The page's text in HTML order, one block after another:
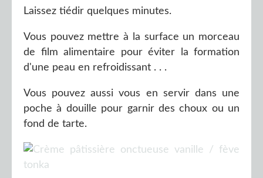
Laissez tiédir quelques minutes.
Vous pouvez mettre à la surface un morceau
de film alimentaire pour éviter la formation
d'une peau en refroidissant . . .
Vous pouvez aussi vous en servir dans une
poche à douille pour garnir des choux ou un
fond de tarte.